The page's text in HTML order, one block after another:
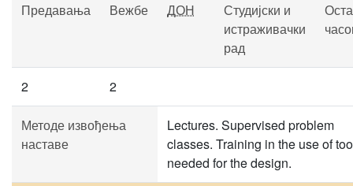
Предавања Вежбе ДОН
Студијски и
истраживачки
рад
2 2
Методе извођења
наставе
Lectures. Supervised problem
classes. Training in the use of
needed for the design.